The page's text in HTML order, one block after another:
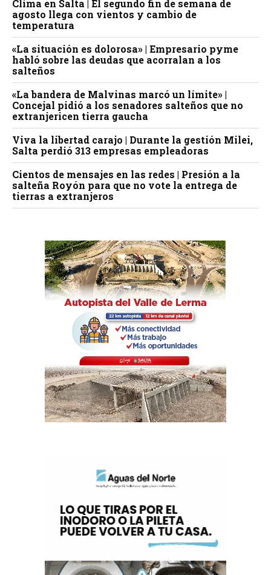
Clima en Salta | El segundo fin de semana de
agosto llega con vientos y cambio de
temperatura
«La situación es dolorosa» | Empresario pyme
habló sobre las deudas que acorralan a los
salteños
«La bandera de Malvinas marcó un límite» |
Concejal pidió a los senadores salteños que no
extranjericen tierra gaucha
Viva la libertad carajo | Durante la gestión Milei,
Salta perdió 313 empresas empleadoras
Cientos de mensajes en las redes | Presión a la
salteña Royón para que no vote la entrega de
tierras a extranjeros